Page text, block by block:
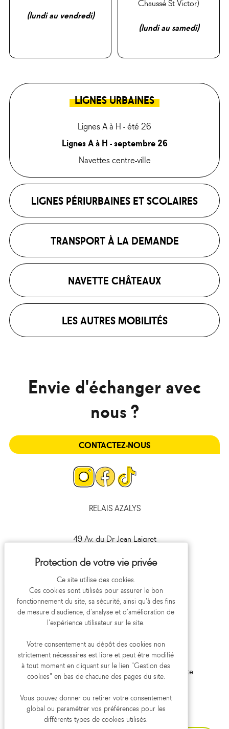
(lundi au vendredi)
Chaussé St Victor)
(lundi au samedi)
LIGNES URBAINES
Lignes A à H - été 26
Lignes A à H - septembre 26
Navettes centre-ville
LIGNES PÉRIURBAINES ET SCOLAIRES
TRANSPORT À LA DEMANDE
NAVETTE CHÂTEAUX
LES AUTRES MOBILITÉS
Envie d'échanger avec
nous ?
CONTACTEZ-NOUS
Page
Instagram
Page
Facebook
RELAIS AZALYS
49 Av. du Dr Jean Laigret
09 693 693 41
Mentions légales
Politique de confidentialité
Gestion des cookies
Aide et accessibilité
Plan du site
Réalisation koredge
Ce site utilise des cookies.
Ces cookies sont utilisés pour assurer le bon
fonctionnement du site, sa sécurité, ainsi qu'à des fins
de mesure d'audience, d'analyse et d'amélioration de
l'expérience utilisateur sur le site.
Votre consentement au dépôt des cookies non
strictement nécessaires est libre et peut être modifié
à tout moment en cliquant sur le lien "Gestion des
cookies" en bas de chacune des pages du site.
Vous pouvez donner ou retirer votre consentement
global ou paramétrer vos préférences pour les
différents types de cookies utilisés.